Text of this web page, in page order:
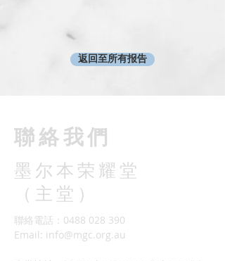
返回至所有报告
​聯絡我們
墨尔本荣耀堂
（主堂）
聯絡電話：0488 028 390
Email: info@mgc.org.au